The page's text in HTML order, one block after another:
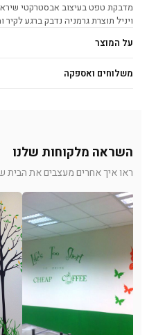
מדבקת טפט בעיצוב אבסטרקטי
ויניל תוצרת גרמניה נדבק ברגע
על המוצר
משלוחים ואספקה
השראה מלקוחות שלנו
ראו איך אחרים מעצבים את